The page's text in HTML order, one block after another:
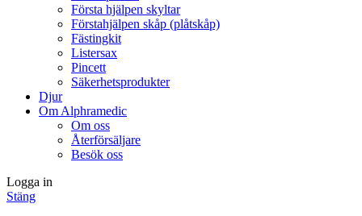
Första hjälpen skyltar
Förstahjälpen skåp (plåtskåp)
Fästingkit
Listersax
Pincett
Säkerhetsprodukter
Djur
Om Alphramedic
Om oss
Återförsäljare
Besök oss
Logga in
Stäng